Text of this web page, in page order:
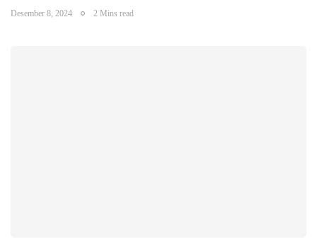
Desember 8, 2024 2 Mins read